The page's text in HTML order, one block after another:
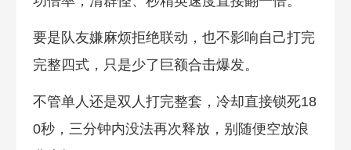
要是队友嫌麻烦拒绝联动，也不影响自己打完
完整四式，只是少了巨额合击爆发。
不管单人还是双人打完整套，冷却直接锁死18
0秒，三分钟内没法再次释放，别随便空放浪